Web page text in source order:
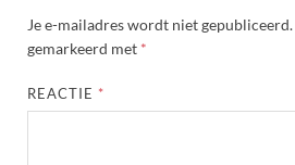
Je e-mailadres wordt niet gepubliceerd.
gemarkeerd met *
REACTIE *